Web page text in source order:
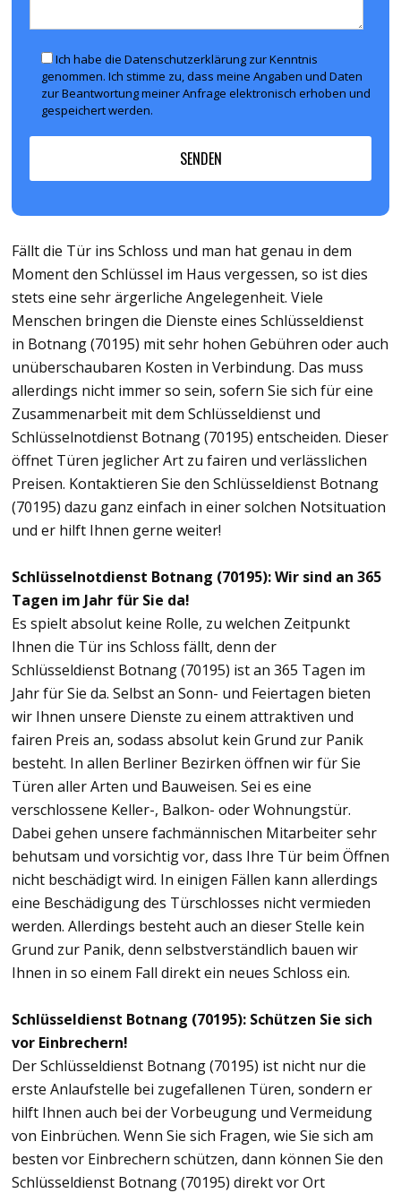
Ich habe die Datenschutzerklärung zur Kenntnis
genommen. Ich stimme zu, dass meine Angaben und Daten
zur Beantwortung meiner Anfrage elektronisch erhoben und
gespeichert werden.
Fällt die Tür ins Schloss und man hat genau in dem
Moment den Schlüssel im Haus vergessen, so ist dies
stets eine sehr ärgerliche Angelegenheit. Viele
Menschen bringen die Dienste eines Schlüsseldienst
in Botnang (70195) mit sehr hohen Gebühren oder auch
unüberschaubaren Kosten in Verbindung. Das muss
allerdings nicht immer so sein, sofern Sie sich für eine
Zusammenarbeit mit dem Schlüsseldienst und
Schlüsselnotdienst Botnang (70195) entscheiden. Dieser
öffnet Türen jeglicher Art zu fairen und verlässlichen
Preisen. Kontaktieren Sie den Schlüsseldienst Botnang
(70195) dazu ganz einfach in einer solchen Notsituation
und er hilft Ihnen gerne weiter!
Schlüsselnotdienst Botnang (70195): Wir sind an 365
Tagen im Jahr für Sie da!
Es spielt absolut keine Rolle, zu welchen Zeitpunkt
Ihnen die Tür ins Schloss fällt, denn der
Schlüsseldienst Botnang (70195) ist an 365 Tagen im
Jahr für Sie da. Selbst an Sonn- und Feiertagen bieten
wir Ihnen unsere Dienste zu einem attraktiven und
fairen Preis an, sodass absolut kein Grund zur Panik
besteht. In allen Berliner Bezirken öffnen wir für Sie
Türen aller Arten und Bauweisen. Sei es eine
verschlossene Keller-, Balkon- oder Wohnungstür.
Dabei gehen unsere fachmännischen Mitarbeiter sehr
behutsam und vorsichtig vor, dass Ihre Tür beim Öffnen
nicht beschädigt wird. In einigen Fällen kann allerdings
eine Beschädigung des Türschlosses nicht vermieden
werden. Allerdings besteht auch an dieser Stelle kein
Grund zur Panik, denn selbstverständlich bauen wir
Ihnen in so einem Fall direkt ein neues Schloss ein.
Schlüsseldienst Botnang (70195): Schützen Sie sich
vor Einbrechern!
Der Schlüsseldienst Botnang (70195) ist nicht nur die
erste Anlaufstelle bei zugefallenen Türen, sondern er
hilft Ihnen auch bei der Vorbeugung und Vermeidung
von Einbrüchen. Wenn Sie sich Fragen, wie Sie sich am
besten vor Einbrechern schützen, dann können Sie den
Schlüsseldienst Botnang (70195) direkt vor Ort